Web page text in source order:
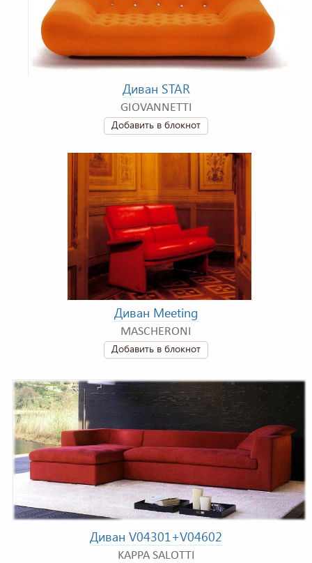
Диван STAR
GIOVANNETTI
Добавить в блокнот
Диван Meeting
MASCHERONI
Добавить в блокнот
Диван V04301+V04602
KAPPA SALOTTI